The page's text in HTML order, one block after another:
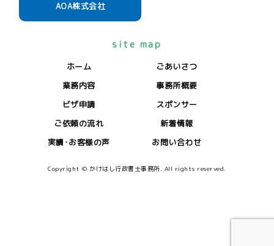
AOA株式会社
site map
ホーム
業務内容
ビザ申請
ご依頼の流れ
実績･お客様の声
ごあいさつ
事務所概要
スポンサー
新着情報
お問い合わせ
Copyright © かけはし行政書士事務所. All rights reserved.